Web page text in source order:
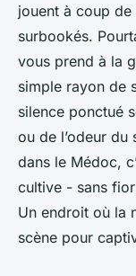
jouent à coup de
surbookés.
vous prend à la
simple rayon de
silence ponctué
ou de l’odeur du
dans le Médoc,
cultive - sans
Un endroit où la
scène pour